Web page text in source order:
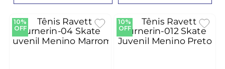
10%
OFF
10%
OFF